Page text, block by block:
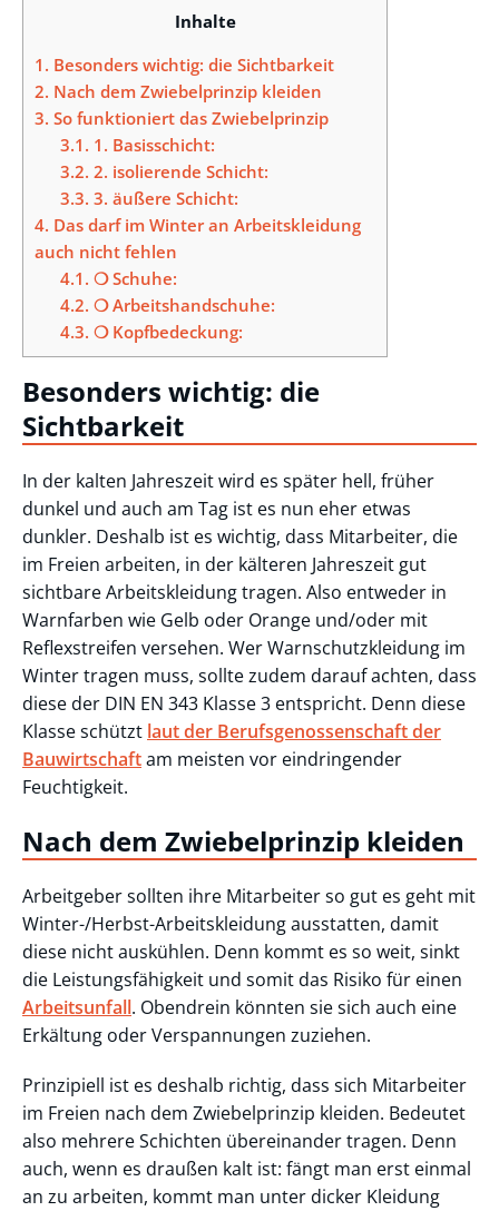
Inhalte
1. Besonders wichtig: die Sichtbarkeit
2. Nach dem Zwiebelprinzip kleiden
3. So funktioniert das Zwiebelprinzip
3.1. 1. Basisschicht:
3.2. 2. isolierende Schicht:
3.3. 3. äußere Schicht:
4. Das darf im Winter an Arbeitskleidung
auch nicht fehlen
4.1. ❍ Schuhe:
4.2. ❍ Arbeitshandschuhe:
4.3. ❍ Kopfbedeckung:
Besonders wichtig: die
Sichtbarkeit
In der kalten Jahreszeit wird es später hell, früher
dunkel und auch am Tag ist es nun eher etwas
dunkler. Deshalb ist es wichtig, dass Mitarbeiter, die
im Freien arbeiten, in der kälteren Jahreszeit gut
sichtbare Arbeitskleidung tragen. Also entweder in
Warnfarben wie Gelb oder Orange und/oder mit
Reflexstreifen versehen. Wer Warnschutzkleidung im
Winter tragen muss, sollte zudem darauf achten, dass
diese der DIN EN 343 Klasse 3 entspricht. Denn diese
Klasse schützt laut der Berufsgenossenschaft der
Bauwirtschaftam meisten vor eindringender
Feuchtigkeit.
Nach dem Zwiebelprinzip kleiden
Arbeitgeber sollten ihre Mitarbeiter so gut es geht mit
Winter-/Herbst-Arbeitskleidung ausstatten, damit
diese nicht auskühlen. Denn kommt es so weit, sinkt
die Leistungsfähigkeit und somit das Risiko für einen
Arbeitsunfall. Obendrein könnten sie sich auch eine
Erkältung oder Verspannungen zuziehen.
Prinzipiell ist es deshalb richtig, dass sich Mitarbeiter
im Freien nach dem Zwiebelprinzip kleiden. Bedeutet
also mehrere Schichten übereinander tragen. Denn
auch, wenn es draußen kalt ist: fängt man erst einmal
an zu arbeiten, kommt man unter dicker Kleidung